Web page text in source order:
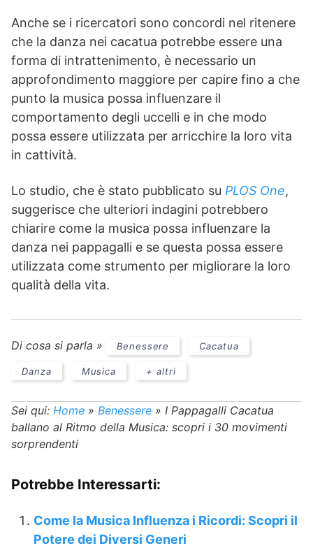
Anche se i ricercatori sono concordi nel ritenere
che la danza nei cacatua potrebbe essere una
forma di intrattenimento, è necessario un
approfondimento maggiore per capire fino a che
punto la musica possa influenzare il
comportamento degli uccelli e in che modo
possa essere utilizzata per arricchire la loro vita
in cattività.
Lo studio, che è stato pubblicato su PLOS One,
suggerisce che ulteriori indagini potrebbero
chiarire come la musica possa influenzare la
danza nei pappagalli e se questa possa essere
utilizzata come strumento per migliorare la loro
qualità della vita.
Di cosa si parla » Benessere Cacatua
Danza Musica + altri
Sei qui: Home » Benessere » I Pappagalli Cacatua
ballano al Ritmo della Musica: scopri i 30 movimenti
sorprendenti
Potrebbe Interessarti:
Come la Musica Influenza i Ricordi: Scopri il
Potere dei Diversi Generi